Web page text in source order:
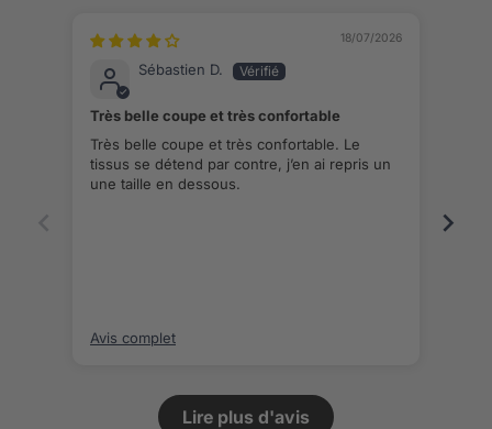
18/07/2026
Sébastien D.
Très belle coupe et très confortable
Très belle coupe et très confortable. Le
tissus se détend par contre, j’en ai repris un
une taille en dessous.
Avis complet
Lire plus d'avis